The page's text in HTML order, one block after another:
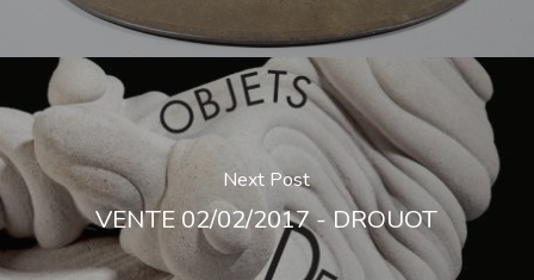
Next Post
VENTE 02/02/2017 - DROUOT